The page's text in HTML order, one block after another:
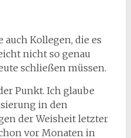
auch Kollegen, die es
nicht so genau
schließen müssen.
Punkt. Ich glaube
in den
der Weisheit letzter
vor Monaten in